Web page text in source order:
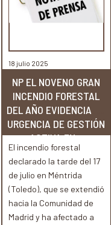
18 julio 2025
NP EL NOVENO GRAN
INCENDIO FORESTAL
DEL AÑO EVIDENCIA LA
URGENCIA DE GESTIÓN
ACTIVA EN...
El incendio forestal
declarado la tarde del 17
de julio en Méntrida
(Toledo), que se extendió
hacia la Comunidad de
Madrid y ha afectado a